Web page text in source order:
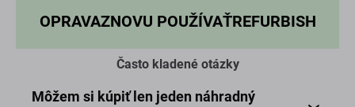
OPRAVAZNOVU POUŽÍVAŤREFURBISH
Často kladené otázky
Môžem si kúpiť len jeden náhradný